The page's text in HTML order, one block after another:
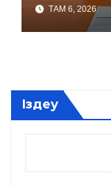
ТАМ 6, 2026
Іздеу